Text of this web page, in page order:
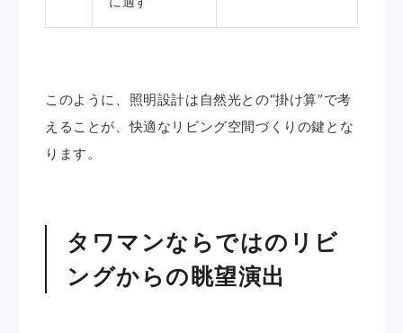
このように、照明設計は自然光との“掛け算”で考
えることが、快適なリビング空間づくりの鍵とな
ります。
タワマンならではのリビ
ングからの眺望演出